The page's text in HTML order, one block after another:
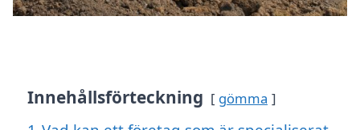
Innehållsförteckning gömma